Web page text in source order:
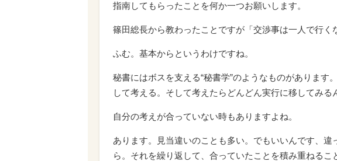
指南してもらったことを何か一つお願いします。
篠田総長から教わったことですが「交渉事は一人で行く
ふむ。基本からというわけですね。
秘書にはボスを支える“秘書学”のようなものがあります
して考える。そして考えたらどんどん実行に移してみる
自分の考えが合っていない時もありますよね。
あります。見当違いのことも多い。でもいいんです、
ら。それを繰り返して、合っていたことを積み重ねる